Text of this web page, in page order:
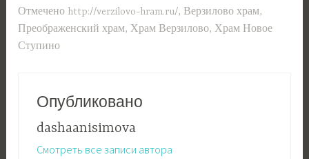
Отмечено http://verzilovo-hram.ru/, Верзилово храм,
Преображенский храм,Храм Верзилово,Храм Новое
Ступино
Опубликовано
dashaanisimova
Смотреть все записи автора